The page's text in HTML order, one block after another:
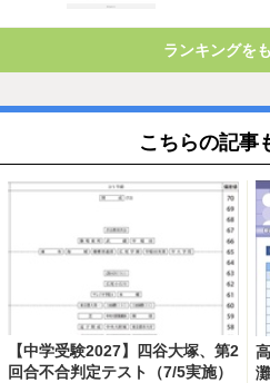
ランキングを
こちらの記事
【中学受験2027】四谷大塚、第2
回合不合判定テスト（7/5実施）